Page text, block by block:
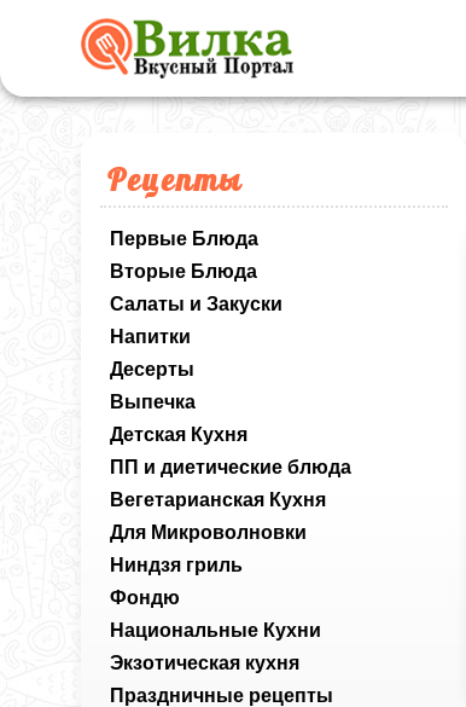
Рецепты
Первые Блюда
Вторые Блюда
Салаты и Закуски
Напитки
Десерты
Выпечка
Детская Кухня
ПП и диетические блюда
Вегетарианская Кухня
Для Микроволновки
Ниндзя гриль
Фондю
Национальные Кухни
Экзотическая кухня
Праздничные рецепты